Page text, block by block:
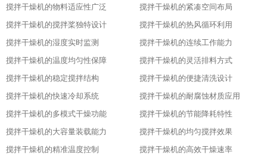
搅拌干燥机的物料适应性广泛
搅拌干燥机的紧凑空间布局
搅拌干燥机的搅拌桨独特设计
搅拌干燥机的热风循环利用
搅拌干燥机的湿度实时监测
搅拌干燥机的连续工作能力
搅拌干燥机的温度均匀性保障
搅拌干燥机的灵活排料方式
搅拌干燥机的稳定搅拌结构
搅拌干燥机的便捷清洗设计
搅拌干燥机的快速冷却系统
搅拌干燥机的耐腐蚀材质应用
搅拌干燥机的多模式干燥功能
搅拌干燥机的节能降耗特性
搅拌干燥机的大容量装载能力
搅拌干燥机的均匀搅拌效果
搅拌干燥机的精准温度控制
搅拌干燥机的高效干燥速率